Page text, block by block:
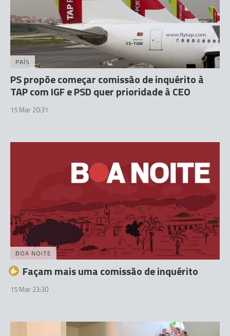
PAÍS
PS propõe começar comissão de inquérito à
TAP com IGF e PSD quer prioridade à CEO
15 Mar 20:31
BOA NOITE
Façam mais uma comissão de inquérito
15 Mar 23:30